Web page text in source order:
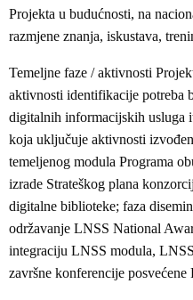
Projekta u budućnosti, na
razmjene znanja, iskustava,
Temeljne faze / aktivnosti
aktivnosti identifikacije potreba
digitalnih informacijskih usluga
koja uključuje aktivnosti
temeljenog modula Programa
izrade Strateškog plana
digitalne biblioteke; faza
održavanje LNSS National
integraciju LNSS modula,
završne konferencije posvećene